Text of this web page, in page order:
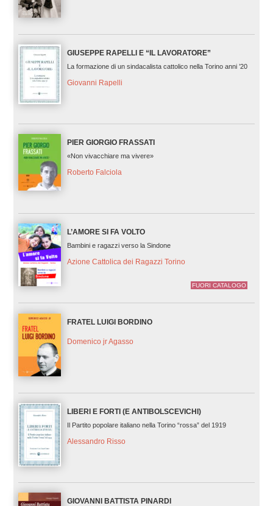
GIUSEPPE RAPELLI E “IL LAVORATORE”
La formazione di un sindacalista cattolico nella Torino anni ’20
Giovanni Rapelli
PIER GIORGIO FRASSATI
«Non vivacchiare ma vivere»
Roberto Falciola
L’AMORE SI FA VOLTO
Bambini e ragazzi verso la Sindone
Azione Cattolica dei Ragazzi Torino
FUORI CATALOGO
FRATEL LUIGI BORDINO
Domenico jr Agasso
LIBERI E FORTI (E ANTIBOLSCEVICHI)
Il Partito popolare italiano nella Torino “rossa” del 1919
Alessandro Risso
GIOVANNI BATTISTA PINARDI